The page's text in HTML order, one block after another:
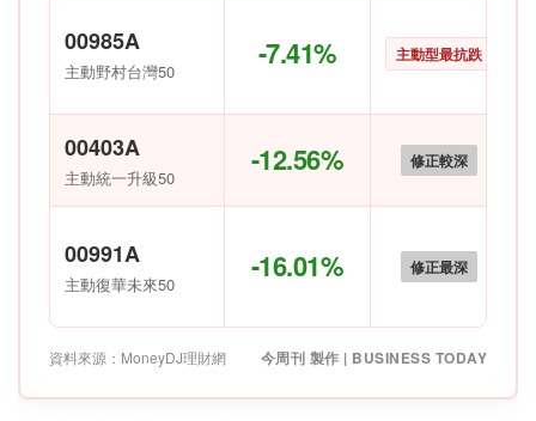
00985A
主動野村台灣50 -7.41% 主動型最抗跌
00403A
主動統一升級50 -12.56% 修正較深
00991A
主動復華未來50 -16.01% 修正最深
資料來源：MoneyDJ理財網 今周刊 製作 | BUSINESS TODAY